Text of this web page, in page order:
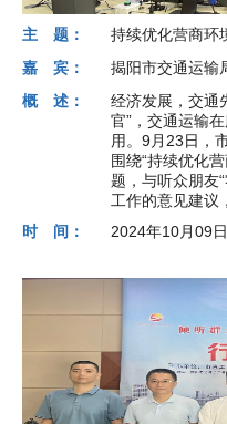
主 题：
持续优化营商环
嘉 宾：
揭阳市交通运输
概 述：
经济发展，交通
官”，交通运输
用。9月23日，
围绕“持续优化
题，与听众朋友
工作的意见建议
时 间：
2024年10月09日